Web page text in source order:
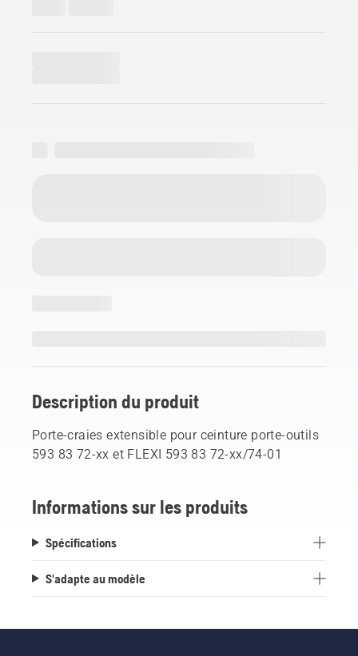
Description du produit
Porte-craies extensible pour ceinture porte-outils
593 83 72-xx et FLEXI 593 83 72-xx/74-01
Informations sur les produits
Spécifications
S'adapte au modèle